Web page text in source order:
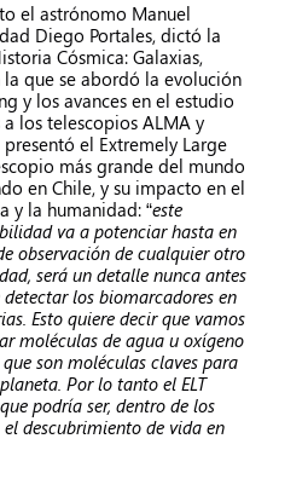
el astrónomo Manuel
Diego Portales, dictó la
Cósmica: Galaxias,
la que se abordó la evolución
y los avances en el estudio
los telescopios ALMA y
el Extremely Large
más grande del mundo
en Chile, y su impacto en el
y la humanidad: “este
va a potenciar hasta en
observación de cualquier otro
será un detalle nunca antes
detectar los biomarcadores en
Esto quiere decir que vamos
moléculas de agua u oxígeno
son moléculas claves para
Por lo tanto el ELT
podría ser, dentro de los
descubrimiento de vida en